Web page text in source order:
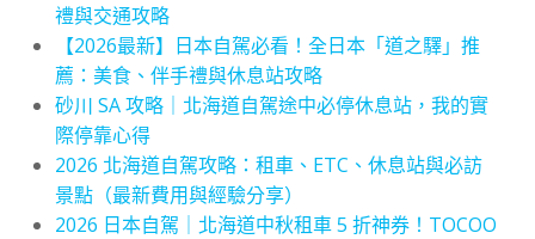
禮與交通攻略
【2026最新】日本自駕必看！全日本「道之驛」推
薦：美食、伴手禮與休息站攻略
砂川 SA 攻略｜北海道自駕途中必停休息站，我的實
際停靠心得
2026 北海道自駕攻略：租車、ETC、休息站與必訪
景點（最新費用與經驗分享）
2026 日本自駕｜北海道中秋租車 5 折神券！TOCOO